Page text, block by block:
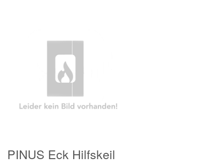
PINUS Eck Hilfskeil